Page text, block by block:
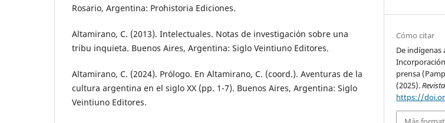
Rosario, Argentina: Prohistoria Ediciones.
Altamirano, C. (2013). Intelectuales. Notas de investigación sobre una
tribu inquieta. Buenos Aires, Argentina: Siglo Veintiuno Editores.
Altamirano, C. (2024). Prólogo. En Altamirano, C. (coord.). Aventuras de la
cultura argentina en el siglo XX (pp. 1-7). Buenos Aires, Argentina: Siglo
Veintiuno Editores.
Cómo citar
De indígenas
prensa
(2025).
https://